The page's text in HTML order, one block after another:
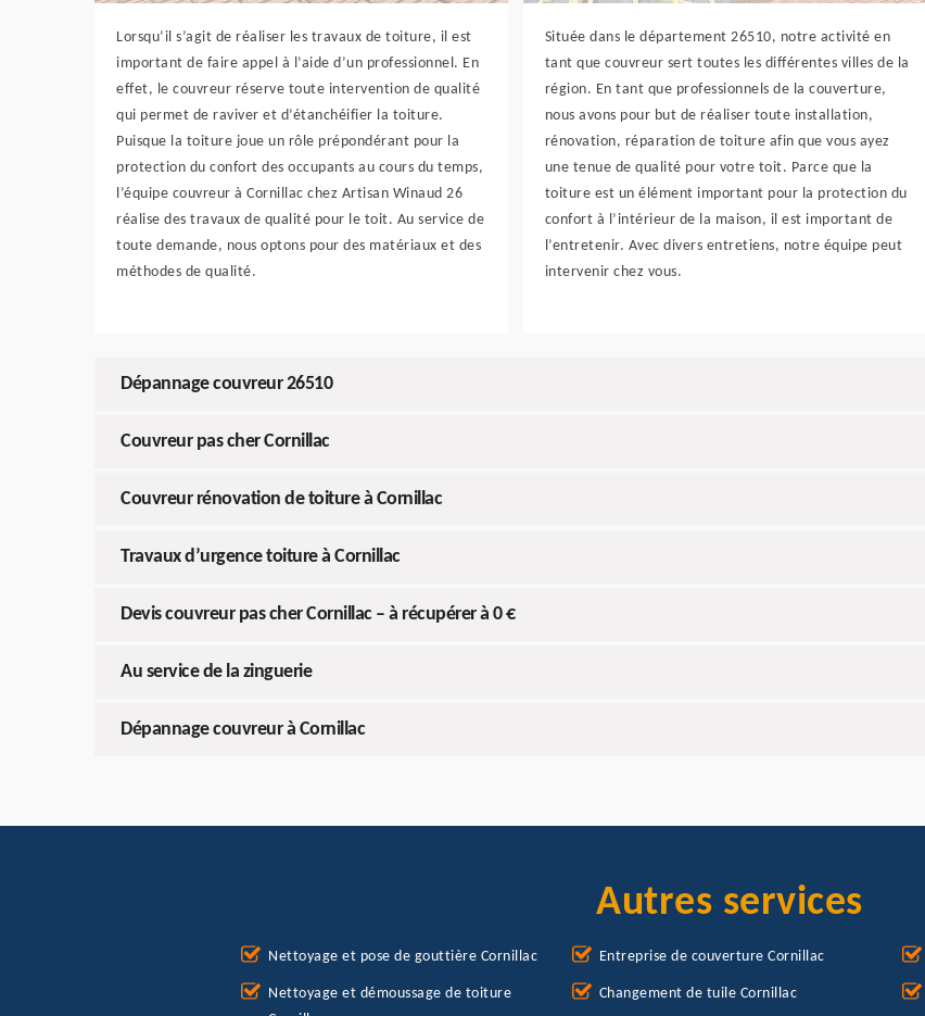
Lorsqu’il s’agit de réaliser les travaux de toiture, il est
important de faire appel à l’aide d’un professionnel. En
effet, le couvreur réserve toute intervention de qualité
qui permet de raviver et d’étanchéifier la toiture.
Puisque la toiture joue un rôle prépondérant pour la
protection du confort des occupants au cours du temps,
l’équipe couvreur à Cornillac chez Artisan Winaud 26
réalise des travaux de qualité pour le toit. Au service de
toute demande, nous optons pour des matériaux et des
méthodes de qualité.
Située dans le département 26510, notre activité en
tant que couvreur sert toutes les différentes villes de la
région. En tant que professionnels de la couverture,
nous avons pour but de réaliser toute installation,
rénovation, réparation de toiture afin que vous ayez
une tenue de qualité pour votre toit. Parce que la
toiture est un élément important pour la protection du
confort à l’intérieur de la maison, il est important de
l’entretenir. Avec divers entretiens, notre équipe peut
intervenir chez vous.
Dépannage couvreur 26510
Couvreur pas cher Cornillac
Couvreur rénovation de toiture à Cornillac
Travaux d’urgence toiture à Cornillac
Devis couvreur pas cher Cornillac – à récupérer à 0 €
Au service de la zinguerie
Dépannage couvreur à Cornillac
Autres services
Nettoyage et pose de gouttière Cornillac
Nettoyage et démoussage de toiture
Entreprise de couverture Cornillac
Changement de tuile Cornillac